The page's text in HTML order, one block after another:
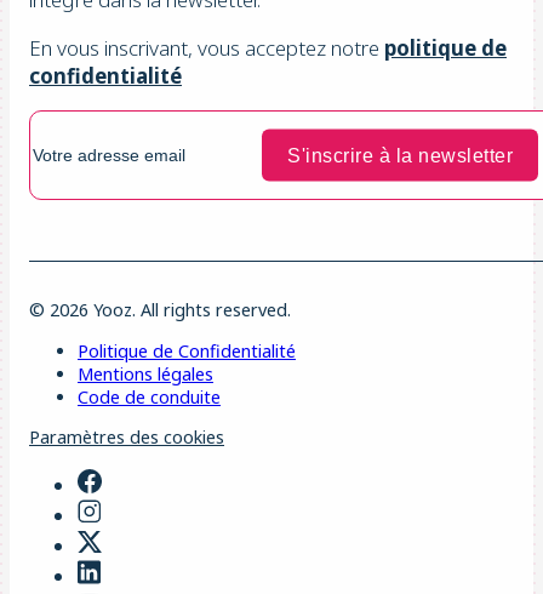
En vous inscrivant, vous acceptez notre politique de
confidentialité
© 2026 Yooz. All rights reserved.
Politique de Confidentialité
Mentions légales
Code de conduite
Paramètres des cookies